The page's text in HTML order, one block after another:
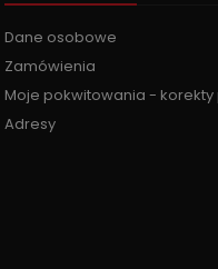
Dane osobowe
Zamówienia
Moje pokwitowania - korekty
Adresy